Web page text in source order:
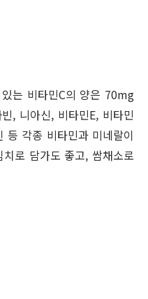
는 비타민C의 양은 70mg
, 니아신, 비타민E, 비타민
등 각종 비타민과 미네랄이
로 담가도 좋고, 쌈채소로